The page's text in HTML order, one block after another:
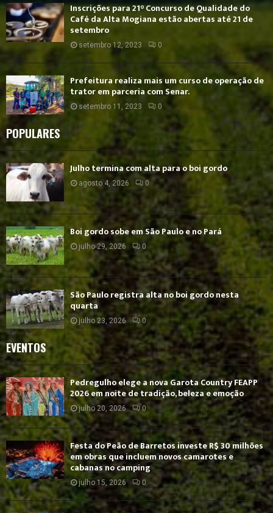
Inscrições para 21° Concurso de Qualidade do
Café da Alta Mogiana estão abertas até 21 de
setembro
setembro 12, 2023 0
Prefeitura realiza mais um curso de operação de
trator em parceria com Senar.
setembro 11, 2023 0
POPULARES
Julho termina com alta para o boi gordo
agosto 4, 2026 0
Boi gordo sobe em São Paulo e no Pará
julho 29, 2026 0
São Paulo registra alta no boi gordo nesta
quarta
julho 23, 2026 0
EVENTOS
Pedregulho elege a nova Garota Country FEAPP
2026 em noite de tradição, beleza e emoção
julho 20, 2026 0
Festa do Peão de Barretos investe R$ 30 milhões
em obras que incluem novos camarotes e
cabanas no camping
julho 15, 2026 0